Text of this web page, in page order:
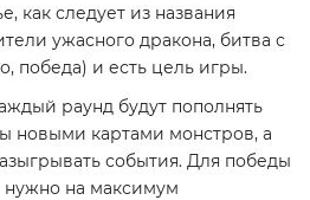
как следует из названия
ужасного дракона, битва с
победа) и есть цель игры.
раунд будут пополнять
новыми картами монстров, а
события. Для победы
на максимум